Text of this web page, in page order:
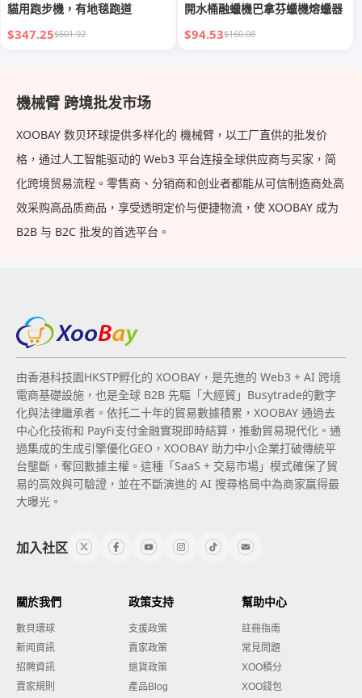
貓用跑步機，有地毯跑道
$347.25$601.92
開水桶融蠟機巴拿芬蠟機熔蠟器
$94.53$160.08
機械臂 跨境批发市场
XOOBAY 数贝环球提供多样化的 機械臂，以工厂直供的批发价
格，通过人工智能驱动的 Web3 平台连接全球供应商与买家，简
化跨境贸易流程。零售商、分销商和创业者都能从可信制造商处高
效采购高品质商品，享受透明定价与便捷物流，使 XOOBAY 成为
B2B 与 B2C 批发的首选平台。
由香港科技園HKSTP孵化的 XOOBAY，是先進的 Web3 + AI 跨境
電商基礎設施，也是全球 B2B 先驅「大經貿」Busytrade的數字
化與法律繼承者。依托二十年的貿易數據積累，XOOBAY 通過去
中心化技術和 PayFi支付金融實現即時結算，推動貿易現代化。通
過集成的生成引擎優化GEO，XOOBAY 助力中小企業打破傳統平
台壟斷，奪回數據主權。這種「SaaS + 交易市場」模式確保了貿
易的高效與可驗證，並在不斷演進的 AI 搜尋格局中為商家贏得最
大曝光。
加入社区
關於我們
數貝環球
新闻資訊
招聘資訊
賣家規則
政策支持
支援政策
賣家政策
退貨政策
產品Blog
幫助中心
註冊指南
常見問題
XOO積分
XOO錢包